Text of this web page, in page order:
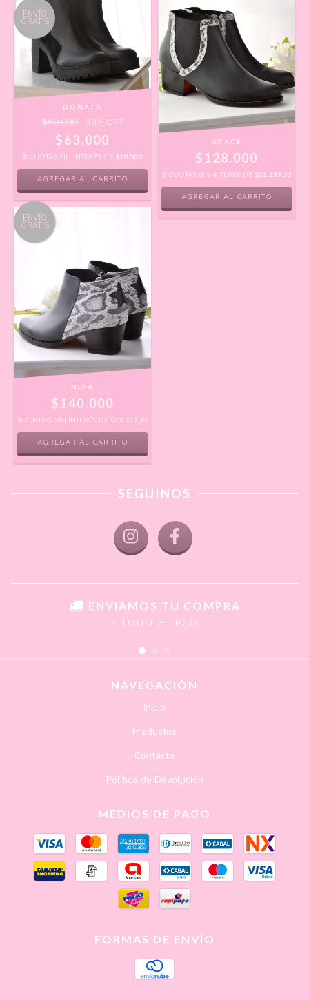
ENVÍO
GRATIS
DONATA
$90.000 30% OFF
$63.000
6 CUOTAS SIN INTERÉS DE $10.500
AGREGAR AL CARRITO
GRACE
$128.000
6 CUOTAS SIN INTERÉS DE $21.333,33
AGREGAR AL CARRITO
ENVÍO
GRATIS
NIZA
$140.000
6 CUOTAS SIN INTERÉS DE $23.333,33
AGREGAR AL CARRITO
SEGUINOS
ENVIAMOS TU COMPRA
A TODO EL PAÍS
NAVEGACIÓN
Inicio
Productos
Contacto
Política de Devolución
MEDIOS DE PAGO
FORMAS DE ENVÍO